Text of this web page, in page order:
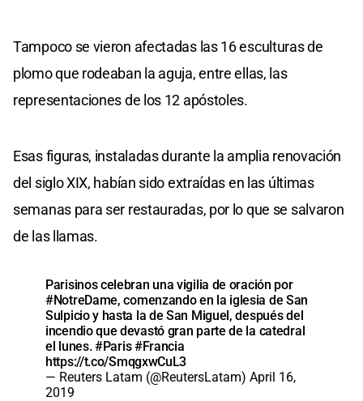
Tampoco se vieron afectadas las 16 esculturas de
plomo que rodeaban la aguja, entre ellas, las
representaciones de los 12 apóstoles.
Esas figuras, instaladas durante la amplia renovación
del siglo XIX, habían sido extraídas en las últimas
semanas para ser restauradas, por lo que se salvaron
de las llamas.
Parisinos celebran una vigilia de oración por
#NotreDame, comenzando en la iglesia de San
Sulpicio y hasta la de San Miguel, después del
incendio que devastó gran parte de la catedral
el lunes.#Paris#Francia
https://t.co/SmqgxwCuL3
— Reuters Latam (@ReutersLatam) April 16,
2019